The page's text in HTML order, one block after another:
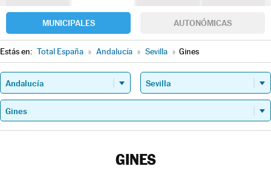
MUNICIPALES AUTONÓMICAS
Estás en: Total España » Andalucía » Sevilla » Gines
GINES